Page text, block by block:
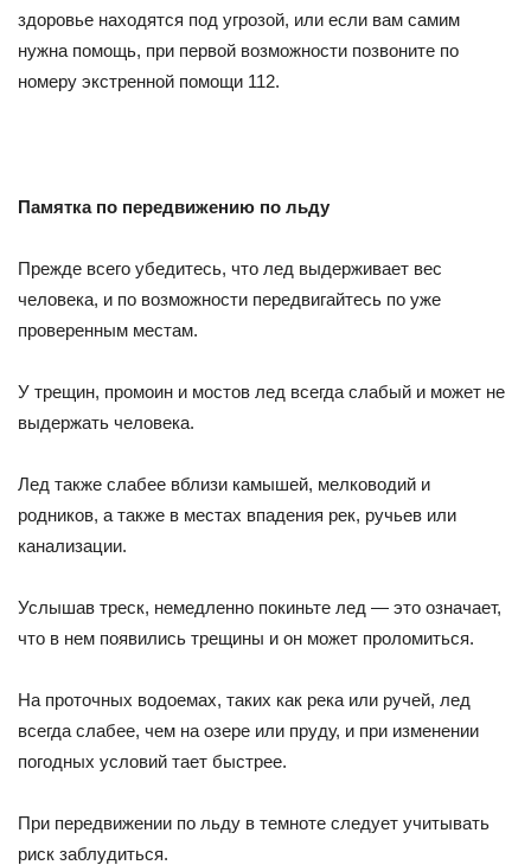
здоровье находятся под угрозой, или если вам самим
нужна помощь, при первой возможности позвоните по
номеру экстренной помощи 112.
Памятка по передвижению по льду
Прежде всего убедитесь, что лед выдерживает вес
человека, и по возможности передвигайтесь по уже
проверенным местам.
У трещин, промоин и мостов лед всегда слабый и может не
выдержать человека.
Лед также слабее вблизи камышей, мелководий и
родников, а также в местах впадения рек, ручьев или
канализации.
Услышав треск, немедленно покиньте лед — это означает,
что в нем появились трещины и он может проломиться.
На проточных водоемах, таких как река или ручей, лед
всегда слабее, чем на озере или пруду, и при изменении
погодных условий тает быстрее.
При передвижении по льду в темноте следует учитывать
риск заблудиться.